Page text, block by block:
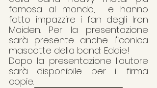
famosa al mondo,  e hanno
fatto impazzire i fan degli Iron
Maiden. Per la presentazione
sarà presente anche l'iconica
mascotte della band: Eddie!
Dopo la presentazione l'autore
sarà disponibile per il firma
copie.